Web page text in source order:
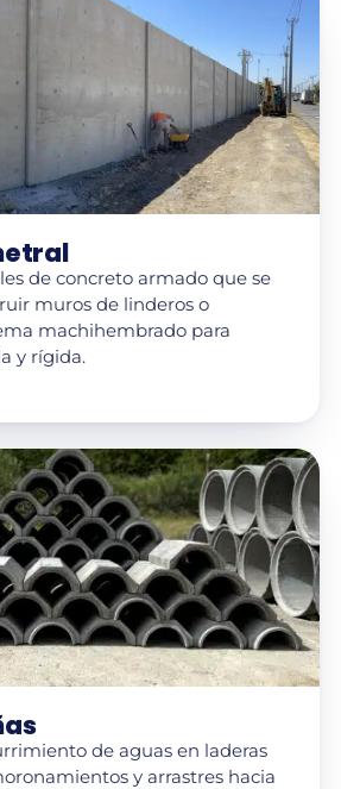
de concreto armado que se
muros de linderos o
machihembrado para
y rígida.
de aguas en laderas
y arrastres hacia